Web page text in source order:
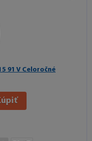
91 V Celoročné